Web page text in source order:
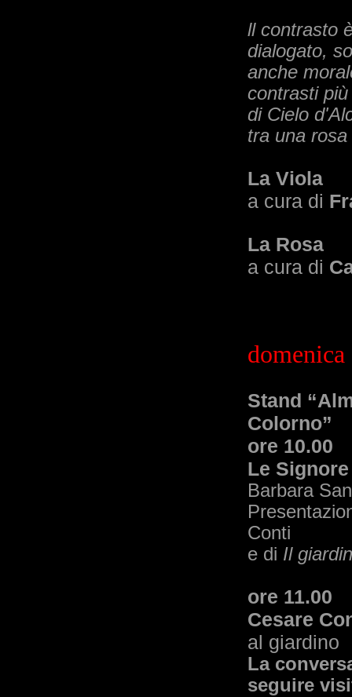
ll contrasto
dialogato,
anche
contrasti
di Cielo
tra una
La Viola
a cura di
La Rosa
a cura di
Stand
Colorno”
ore 10.00
Le
Barbara
Conti
e di Il
ore 11.00
Cesare
al giardino
La
seguire